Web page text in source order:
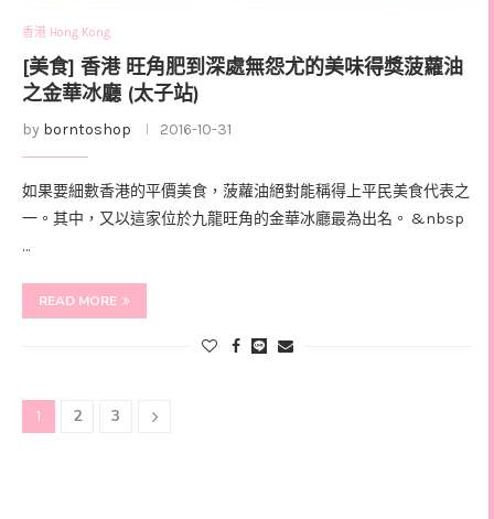
香港 Hong Kong
[美食] 香港 旺角肥到深處無怨尤的美味得獎菠蘿油
之金華冰廳 (太子站)
by borntoshop 2016-10-31
如果要細數香港的平價美食，菠蘿油絕對能稱得上平民美食代表之
一。其中，又以這家位於九龍旺角的金華冰廳最為出名。 &nbsp
…
READ MORE
1 2 3